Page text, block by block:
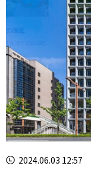
2024.06.03 12:57